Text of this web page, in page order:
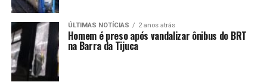
ÚLTIMAS NOTÍCIAS 2 anos atrás
Homem é preso após vandalizar ônibus do BRT
na Barra da Tijuca